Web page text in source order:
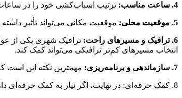
4. ساعت مناسب: ترتیب اسباب‌کشی خود را در
5. موقعیت محلی: موقعیت مکانی می‌تواند تأثیر
6. ترافیک و مسیرهای راحت:
ترافیک شهری یکی از
انتخاب مسیرهای کم‌تر ترافیکی می‌تواند کمک کند.
7. سازماندهی و برنامه‌ریزی: مهمترین نکته این است
8. کمک حرفه‌ای: در نهایت، اگر نیاز به کمک حرفه‌ای دارید، به شرکت‌های حرفه‌ای اسباب‌کشی مراجعه کنید. آن‌ها تجربه و تخصص لازم را دارند تا به شما در ترتیب بهترین زمان و روش اسباب‌کشی کمک کنند.